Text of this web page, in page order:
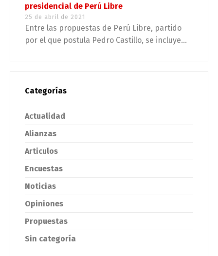
presidencial de Perú Libre
25 de abril de 2021
Entre las propuestas de Perú Libre, partido
por el que postula Pedro Castillo, se incluye...
Categorías
Actualidad
Alianzas
Articulos
Encuestas
Noticias
Opiniones
Propuestas
Sin categoría